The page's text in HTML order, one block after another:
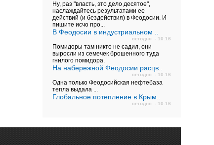
Ну, раз "власть, это дело десятое",
наслаждайтесь результатами ее
действий (и бездействия) в Феодосии. И
пишите исчо про...
В Феодосии в индустриальном ..
сегодня - 10.16
Помидоры там никто не садил, они
выросли из семечек брошенного туда
гнилого помидора.
На набережной Феодосии расцв..
сегодня - 10.16
Одна только Феодосийская нефтебаза
тепла выдала ...
Глобальное потепление в Крым..
сегодня - 10.16